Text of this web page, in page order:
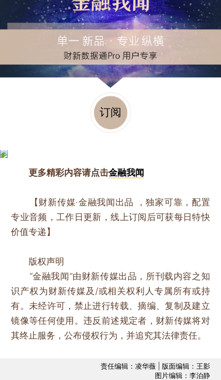
订阅
更多精彩内容请点击金融我闻
【财新传媒·金融我闻出品 ，独家可靠，配置
专业音频，工作日更新，线上订阅后可获每日特快
价值专递】
版权声明
“金融我闻”由财新传媒出品，所刊载内容之知
识产权为财新传媒及/或相关权利人专属所有或持
有。未经许可，禁止进行转载、摘编、复制及建立
镜像等任何使用。违反前述规定者，财新传媒将对
其终止服务，公布侵权行为，并追究其法律责任。
责任编辑：凌华薇 | 版面编辑：王影
图片编辑：李泊静